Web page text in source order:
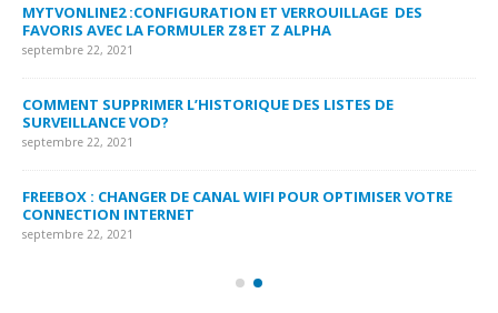
MYTVONLINE2 :CONFIGURATION ET VERROUILLAGE DES
FAVORIS AVEC LA FORMULER Z8 ET Z ALPHA
septembre 22, 2021
COMMENT SUPPRIMER L’HISTORIQUE DES LISTES DE
SURVEILLANCE VOD?
septembre 22, 2021
FREEBOX : CHANGER DE CANAL WIFI POUR OPTIMISER VOTRE
CONNECTION INTERNET
septembre 22, 2021